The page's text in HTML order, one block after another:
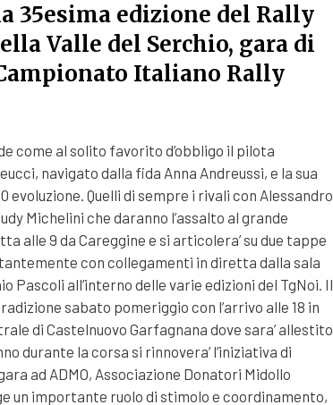
35esima edizione del Rally
Valle del Serchio, gara di
Italiano Rally
come al solito favorito d’obbligo il pilota
navigato dalla fida Anna Andreussi, e la sua
evoluzione. Quelli di sempre i rivali con Alessandro
Michelini che daranno l’assalto al grande
alle 9 da Careggine e si articolera’ su due tappe
con collegamenti in diretta dalla sala
Pascoli all’interno delle varie edizioni del TgNoi. Il
sabato pomeriggio con l’arrivo alle 18 in
di Castelnuovo Garfagnana dove sara’ allestito
durante la corsa si rinnovera’ l’iniziativa di
ad ADMO, Associazione Donatori Midollo
un importante ruolo di stimolo e coordinamento,